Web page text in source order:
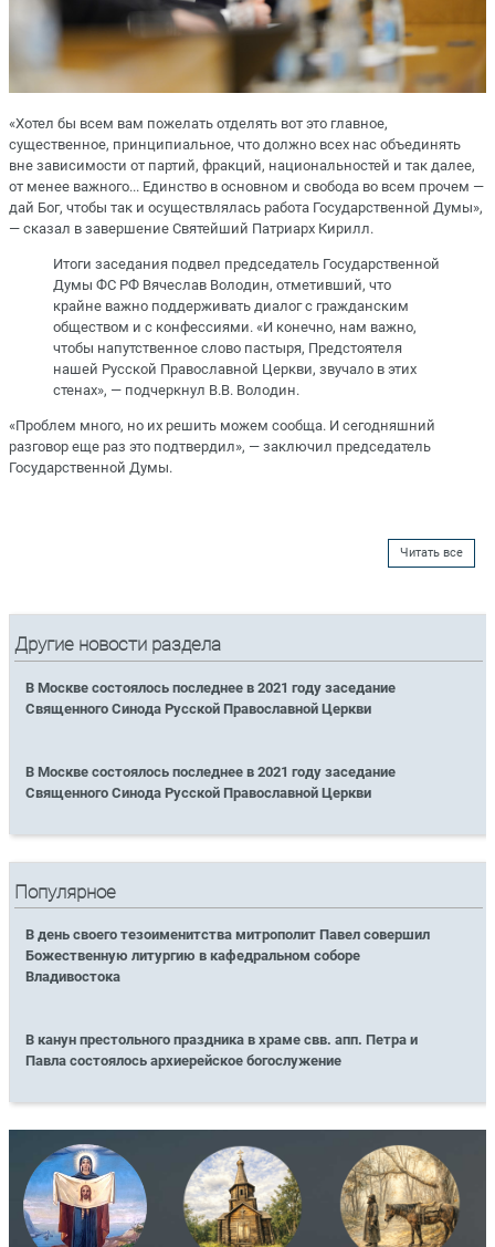
«Хотел бы всем вам пожелать отделять вот это главное,
существенное, принципиальное, что должно всех нас объединять
вне зависимости от партий, фракций, национальностей и так далее,
от менее важного... Единство в основном и свобода во всем прочем —
дай Бог, чтобы так и осуществлялась работа Государственной Думы»,
— сказал в завершение Святейший Патриарх Кирилл.
Итоги заседания подвел председатель Государственной
Думы ФС РФ Вячеслав Володин, отметивший, что
крайне важно поддерживать диалог с гражданским
обществом и с конфессиями. «И конечно, нам важно,
чтобы напутственное слово пастыря, Предстоятеля
нашей Русской Православной Церкви, звучало в этих
стенах», — подчеркнул В.В. Володин.
«Проблем много, но их решить можем сообща. И сегодняшний
разговор еще раз это подтвердил», — заключил председатель
Государственной Думы.
Читать все
Другие новости раздела
В Москве состоялось последнее в 2021 году заседание
Священного Синода Русской Православной Церкви
В Москве состоялось последнее в 2021 году заседание
Священного Синода Русской Православной Церкви
Популярное
В день своего тезоименитства митрополит Павел совершил
Божественную литургию в кафедральном соборе
Владивостока
В канун престольного праздника в храме свв. апп. Петра и
Павла состоялось архиерейское богослужение